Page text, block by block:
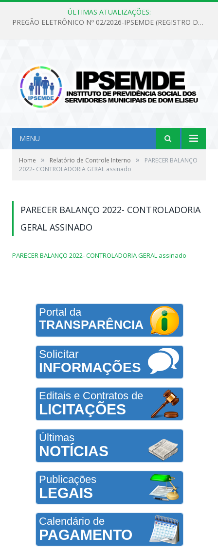
ÚLTIMAS ATUALIZAÇÕES:
PREGÃO ELETRÔNICO Nº 02/2026-IPSEMDE (REGISTRO DE PREÇOS PARA FUTURA E EVENTUAL AQUISIÇÃO DE MATERIAL DE LIMPEZA E GÊNEROS ALIMENTÍCIOS PARA ATENDER AS NECESSIDADES DO INSTITUTO DE PREVIDÊNCIA SOCIAL DOS SERVIDORES MUNICIPAIS DE DOM ELISEU.)
MENU
Home » Relatório de Controle Interno »
PARECER BALANÇO
2022- CONTROLADORIA GERAL assinado
PARECER BALANÇO 2022- CONTROLADORIA
GERAL ASSINADO
PARECER BALANÇO 2022- CONTROLADORIA GERAL assinado
Portal da
TRANSPARÊNCIA
Solicitar
INFORMAÇÕES
Editais e Contratos de
LICITAÇÕES
Últimas
NOTÍCIAS
Publicações
LEGAIS
Calendário de
PAGAMENTO